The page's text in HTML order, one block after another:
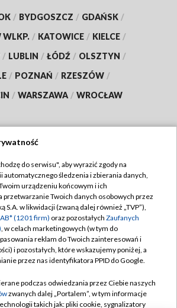
/ BYDGOSZCZ / GDAŃSK /
WLKP. / KATOWICE / KIELCE /
/ LUBLIN / ŁÓDŹ / OLSZTYN /
/ POZNAŃ / RZESZÓW /
/ WARSZAWA / WROCŁAW
TVP
TVP
Cyfrowa
Regulamin TVP
Polityka prywatności
Moje zgody
Pomoc
Kontakt
do serwisu", aby wyrazić zgody na
śledzenia i zbierania danych,
urządzeniu końcowym i ich
przetwarzanie Twoich danych osobowych przez
S.A. w likwidacji (zwaną dalej również „TVP”),
(1201 firm) oraz pozostałych Zaufanych
, w celach marketingowych (w tym do
reklam do Twoich zainteresowań i
i pozostałych, które wskazujemy poniżej, a
przez nas identyfikatora PPID do Google.
podczas odwiedzania przez Ciebie naszych
zwanych dalej „Portalem”, w tym informacje
takich jak: pliki cookie, sygnalizatory